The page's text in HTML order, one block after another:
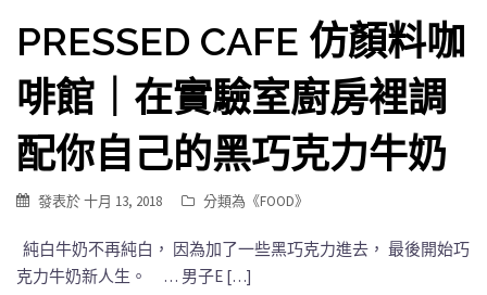
PRESSED CAFE 仿顏料咖
啡館｜在實驗室廚房裡調
配你自己的黑巧克力牛奶
發表於十月 13, 2018 分類為《FOOD》
純白牛奶不再純白， 因為加了一些黑巧克力進去， 最後開始巧
克力牛奶新人生。 … 男子E […]